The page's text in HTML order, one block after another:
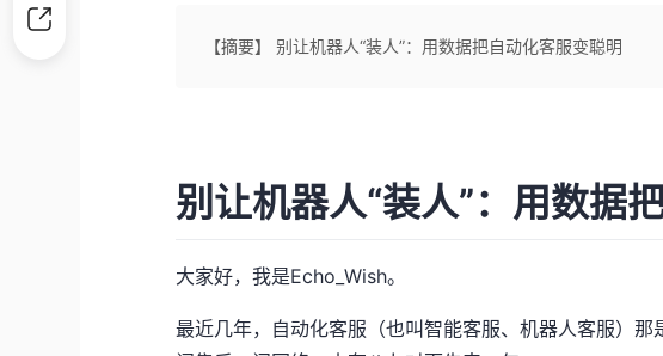
【摘要】 别让机器人“装人”：用数据把自动化客服变聪明
别让机器人“装人”：用数据
大家好，我是Echo_Wish。
最近几年，自动化客服（也叫智能客服、机器人客服）那